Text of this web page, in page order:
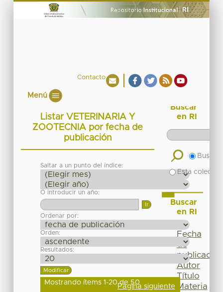
Contacto
Menú
Listar VETERINARIA Y
ZOOTECNIA por fecha de
publicación
Saltar a un punto del índice:
O introducir un año:
Ordenar por:
Orden:
Resultados:
Mostrando ítems 1-20 de 50Página siguiente
Buscar
en RI
Buscar
Esta
Buscar
en RI
Fecha
de
publicación
Autor
Título
Materia